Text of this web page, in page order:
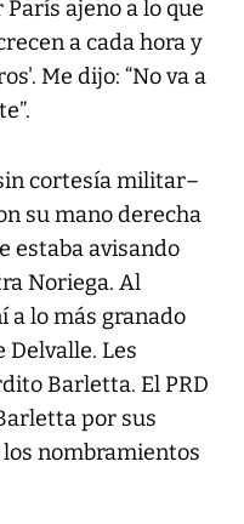
ajeno a lo que
a cada hora y
Me dijo: “No va a
cortesía militar–
su mano derecha
estaba avisando
Noriega. Al
lo más granado
Delvalle. Les
Barletta. El PRD
por sus
nombramientos